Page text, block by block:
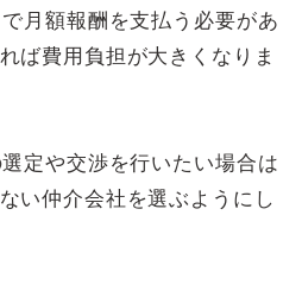
月額報酬を支払う必要があ
ば費用負担が大きくなりま
定や交渉を行いたい場合は
い仲介会社を選ぶようにし